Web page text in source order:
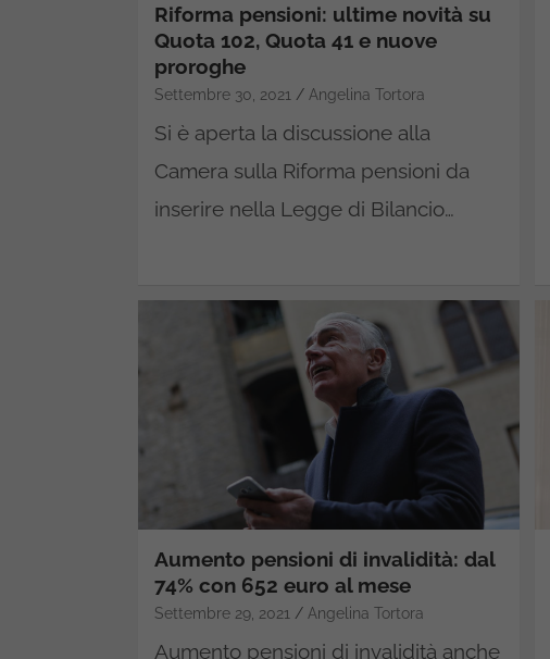
Riforma pensioni: ultime novità su
Quota 102, Quota 41 e nuove
proroghe
Settembre 30, 2021 Angelina Tortora
Si è aperta la discussione alla
Camera sulla Riforma pensioni da
inserire nella Legge di Bilancio…
Aumento pensioni di invalidità: dal
74% con 652 euro al mese
Settembre 29, 2021 Angelina Tortora
Aumento pensioni di invalidità anche